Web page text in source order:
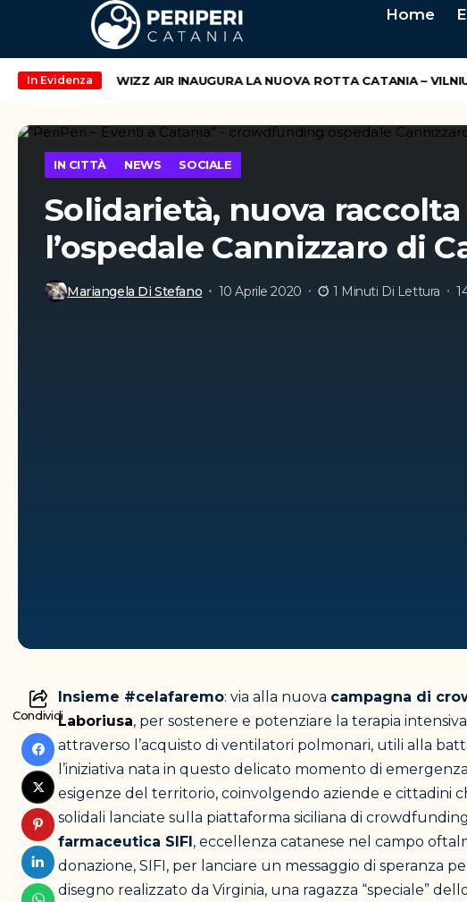
Home
In Evidenza
di maggio WIZZ AIR INAUGURA LA NUOVA ROTTA CATANIA – VILNIUS
IN CITTÀ NEWS SOCIALE
Solidarietà, nuova
l’ospedale Cannizzaro di
Mariangela Di Stefano 10 Aprile 2020 1 Minuti Di Lettura
Condividi
Insieme #celafaremo: via alla nuova campagna di
Laboriusa, per sostenere e potenziare la terapia
attraverso l’acquisto di ventilatori polmonari, utili alla
l’iniziativa nata in questo delicato momento di
esigenze del territorio, coinvolgendo aziende e cittadini
solidali lanciate sulla piattaforma siciliana di
farmaceutica SIFI, eccellenza catanese nel campo
donazione, SIFI, per lanciare un messaggio di speranza
disegno realizzato da Virginia, una ragazza “speciale”